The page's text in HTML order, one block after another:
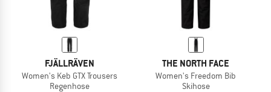
FJÄLLRÄVEN
Women's Keb GTX Trousers
Regenhose
THE NORTH FACE
Women's Freedom Bib
Skihose